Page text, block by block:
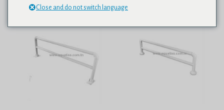
Close and do not switch language